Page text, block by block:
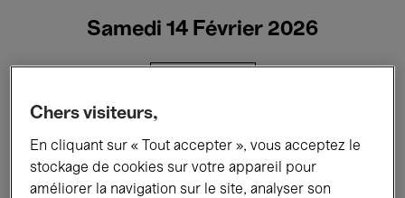
Samedi 14 Février 2026
Tous les événements Concerts
Expositions Performances
Chers visiteurs,
En cliquant sur « Tout accepter », vous acceptez le
stockage de cookies sur votre appareil pour
améliorer la navigation sur le site, analyser son